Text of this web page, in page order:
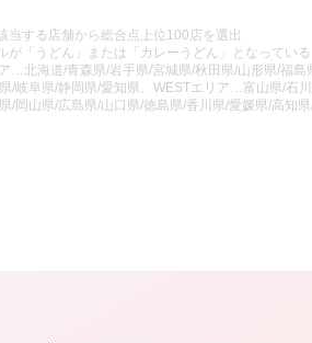
当する店舗から総合点上位100店を選出
が「うどん」または「カレーうどん」となっている
…北海道/青森県/岩手県/宮城県/秋田県/山形県/福
/岐阜県/静岡県/愛知県、WESTエリア…富山県/石
/岡山県/広島県/山口県/徳島県/香川県/愛媛県/高知